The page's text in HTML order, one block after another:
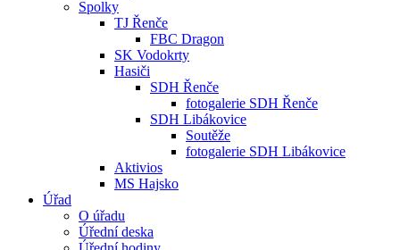
Spolky
TJ Řenče
FBC Dragon
SK Vodokrty
Hasiči
SDH Řenče
fotogalerie SDH Řenče
SDH Libákovice
Soutěže
fotogalerie SDH Libákovice
Aktivios
MS Hajsko
Úřad
O úřadu
Úřední deska